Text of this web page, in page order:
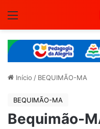
Início / BEQUIMÃO-MA
BEQUIMÃO-MA
Bequimão-